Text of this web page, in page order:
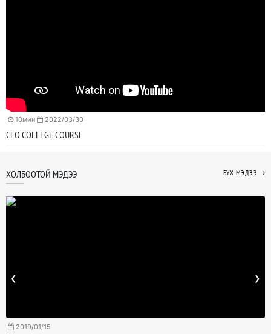
10мин 2022/03/30
CEO COLLEGE COURSE
ХОЛБООТОЙ МЭДЭЭ БҮХ МЭДЭЭ
2019/01/15
‹ ›